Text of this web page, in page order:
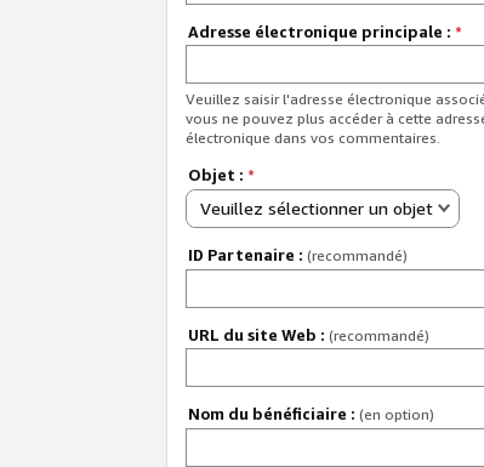
Adresse électronique principale : *
Veuillez saisir l'adresse électronique
vous ne pouvez plus accéder à cette
électronique dans vos commentaires.
Objet : *
Veuillez sélectionner un objet
ID Partenaire : (recommandé)
URL du site Web : (recommandé)
Nom du bénéficiaire : (en option)